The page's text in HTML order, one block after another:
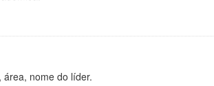
nome do líder.